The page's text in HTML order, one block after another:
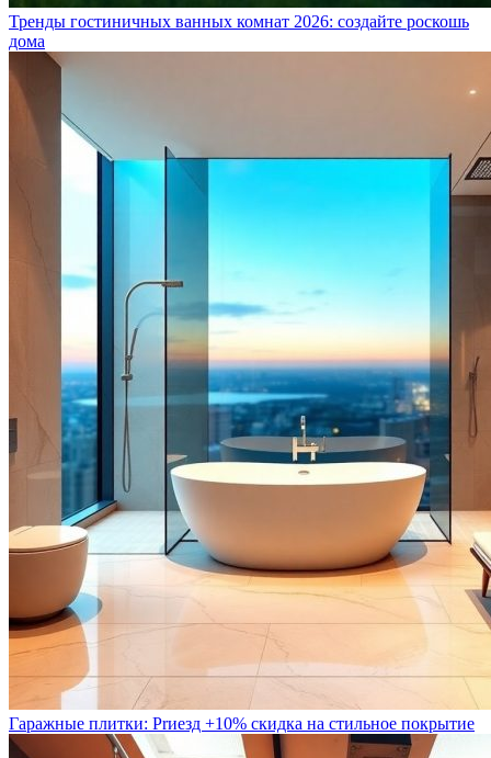
Тренды гостиничных ванных комнат 2026: создайте роскошь
дома
Гаражные плитки: Prиезд +10% скидка на стильное покрытие